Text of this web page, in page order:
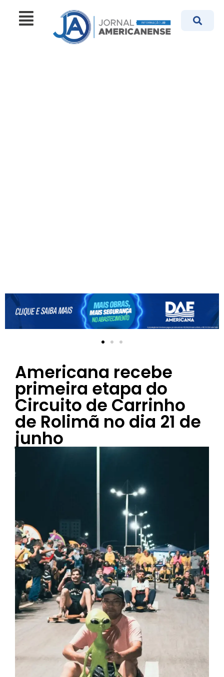
Americana recebe
primeira etapa do
Circuito de Carrinho
de Rolimã no dia 21 de
junho